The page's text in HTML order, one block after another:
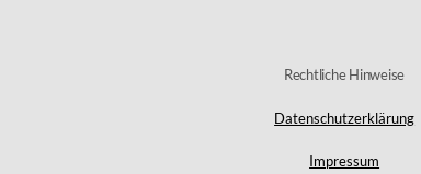
Rechtliche Hinweise
Datenschutzerklärung
Impressum